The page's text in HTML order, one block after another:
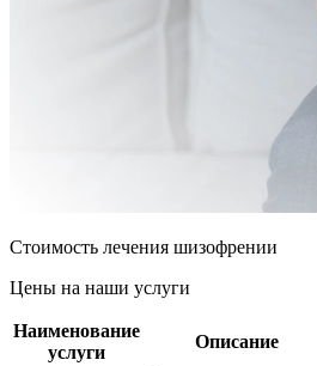
Стоимость лечения шизофрении
Цены на наши услуги
Наименование
услуги
Описание